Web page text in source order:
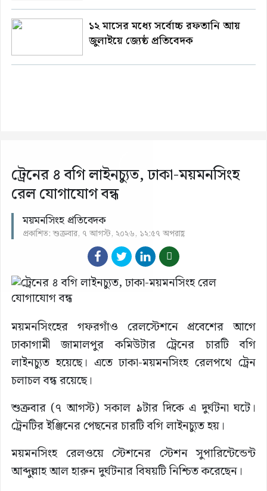
১২ মাসের মধ্যে সর্বোচ্চ রফতানি আয়
জুলাইয়ে জ্যেষ্ঠ প্রতিবেদক
ট্রেনের ৪ বগি লাইনচ্যুত, ঢাকা-ময়মনসিংহ
রেল যোগাযোগ বন্ধ
ময়মনসিংহ প্রতিবেদক
প্রকাশিত: শুক্রবার, ৭ আগস্ট, ২০২৬, ১২:৫৭ অপরাহ্ণ
ময়মনসিংহের গফরগাঁও রেলস্টেশনে প্রবেশের আগে
ঢাকাগামী জামালপুর কমিউটার ট্রেনের চারটি বগি
লাইনচ্যুত হয়েছে। এতে ঢাকা-ময়মনসিংহ রেলপথে ট্রেন
চলাচল বন্ধ রয়েছে।
শুক্রবার (৭ আগস্ট) সকাল ৯টার দিকে এ দুর্ঘটনা ঘটে।
ট্রেনটির ইঞ্জিনের পেছনের চারটি বগি লাইনচ্যুত হয়।
ময়মনসিংহ রেলওয়ে স্টেশনের স্টেশন সুপারিন্টেন্ডেন্ট
আব্দুল্লাহ আল হারুন দুর্ঘটনার বিষয়টি নিশ্চিত করেছেন।